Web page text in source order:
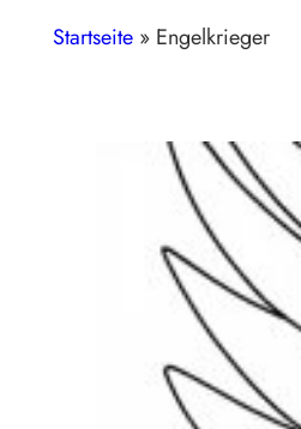
Startseite » Engelkrieger